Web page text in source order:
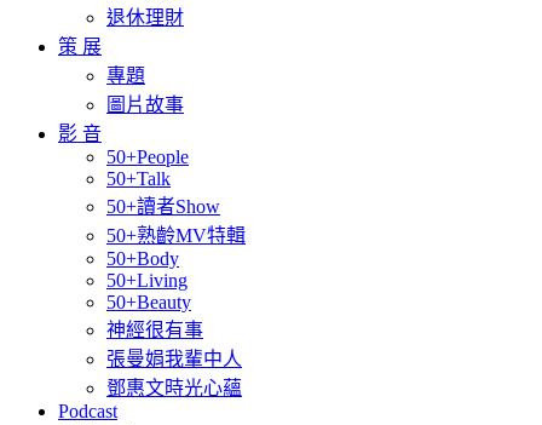
退休理財
策 展
專題
圖片故事
影 音
50+People
50+Talk
50+讀者Show
50+熟齡MV特輯
50+Body
50+Living
50+Beauty
神經很有事
張曼娟我輩中人
鄧惠文時光心蘊
Podcast